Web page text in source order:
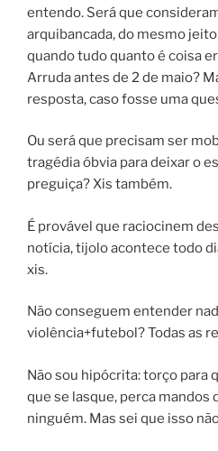
entendo. Será que
arquibancada, do mesmo
quando tudo quanto é coisa
Arruda antes de 2 de maio?
resposta, caso fosse uma
Ou será que precisam ser
tragédia óbvia para deixar o
preguiça? Xis também.
É provável que raciocinem
notícia, tijolo acontece todo
xis.
Não conseguem entender
violência+futebol? Todas as
Não sou hipócrita: torço para
que se lasque, perca mandos
ninguém. Mas sei que isso